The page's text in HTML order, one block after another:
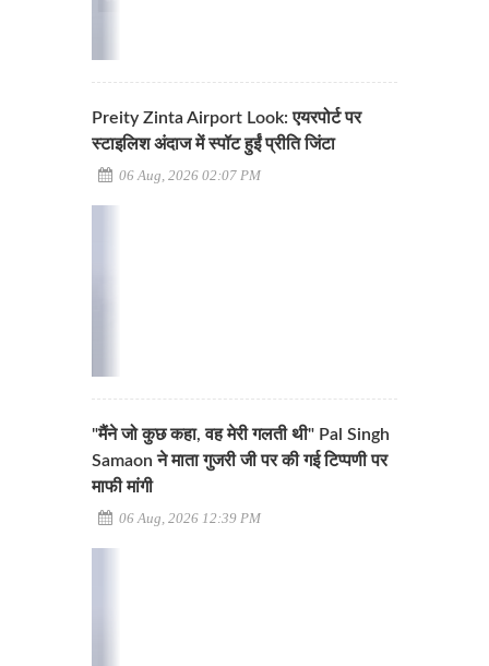
Preity Zinta Airport Look: एयरपोर्ट पर
स्टाइलिश अंदाज में स्पॉट हुईं प्रीति जिंटा
06 Aug, 2026 02:07 PM
"मैंने जो कुछ कहा, वह मेरी गलती थी" Pal Singh
Samaon ने माता गुजरी जी पर की गई टिप्पणी पर
माफी मांगी
06 Aug, 2026 12:39 PM